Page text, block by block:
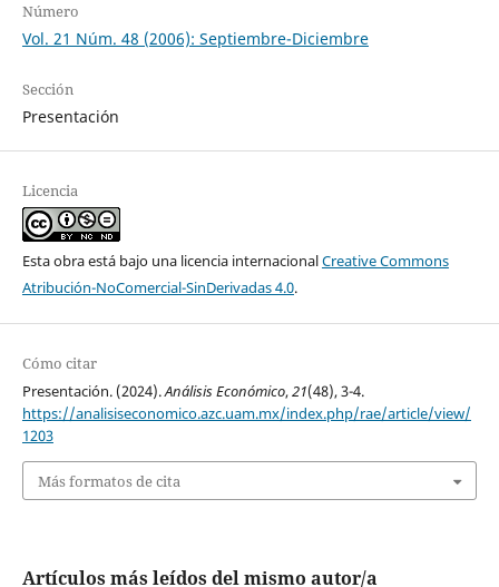
Número
Vol. 21 Núm. 48 (2006): Septiembre-Diciembre
Sección
Presentación
Licencia
Esta obra está bajo una licencia internacionalCreative Commons
Atribución-NoComercial-SinDerivadas 4.0.
Cómo citar
Presentación. (2024).Análisis Económico,21(48), 3-4.
https://analisiseconomico.azc.uam.mx/index.php/rae/article/view/
1203
Más formatos de cita
Artículos más leídos del mismo autor/a